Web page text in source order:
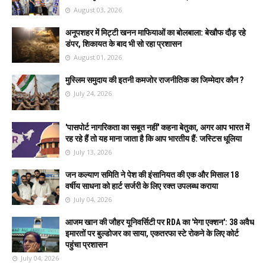
August 03, 2026
अनूपशहर में मिट्टी खनन माफियाओं का बोलबाला: बेखौफ दौड़ रहे
डंपर, शिकायत के बाद भी सो रहा प्रशासन
August 01, 2026
मुस्लिम समुदाय की इतनी कमजोर राजनीतिक का जिम्मेदार कौन ?
July 24, 2026
'पासपोर्ट नागरिकता का सबूत नहीं' कहना बेतुका, अगर आप भारत में
रह रहे हैं तो यह माना जाता है कि आप भारतीय हैं: जस्टिस धूलिया
July 13, 2026
जन कल्याण समिति ने पेश की इंसानियत की एक और मिसाल 18
वर्षीय साधना को हार्ट सर्जरी के लिए रक्त उपलब्ध कराया
July 04, 2026
आजम खान की जौहर यूनिवर्सिटी पर RDA का 'मेगा एक्शन': 38 अवैध
इमारतों पर बुल्डोजर का साया, एकतरफा स्टे रोकने के लिए कोर्ट
पहुंचा प्रशासन
July 04, 2026